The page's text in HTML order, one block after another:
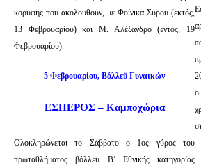
κορυφής που ακολουθούν, με Φοίνικα Σύρου (εκτός,
13 Φεβρουαρίου) και Μ. Αλέξανδρο (εντός, 19
Φεβρουαρίου).
5 Φεβρουαρίου, Βόλλεϋ Γυναικών
ΕΣΠΕΡΟΣ – Καμποχώρια
Ολοκληρώνεται το Σάββατο ο 1ος γύρος του
πρωταθλήματος βόλλεϋ Β’ Εθνικής κατηγορίας